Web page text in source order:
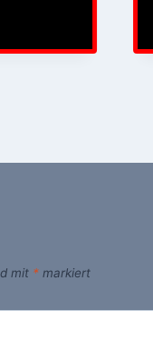
mit * markiert